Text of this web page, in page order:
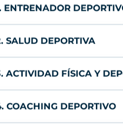
ENTRENADOR
SALUD DEPORTIVA
ACTIVIDAD FÍSICA Y
COACHING DEPORTIVO